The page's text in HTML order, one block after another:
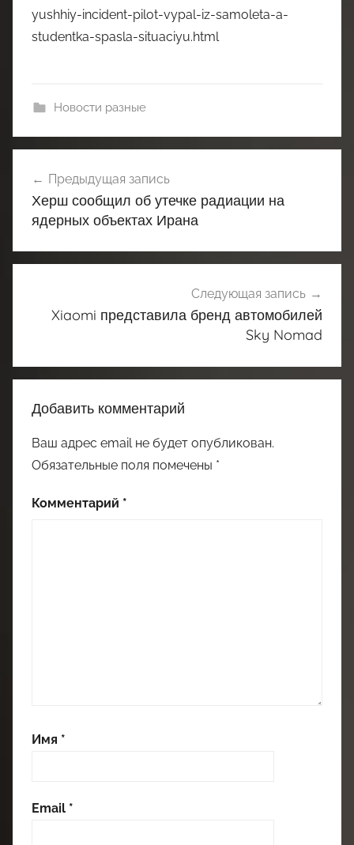
yushhiy-incident-pilot-vypal-iz-samoleta-a-
studentka-spasla-situaciyu.html
Новости разные
по
записям
Предыдущая запись
Херш сообщил об утечке радиации на
ядерных объектах Ирана
Следующая запись
Xiaomi представила бренд автомобилей
Sky Nomad
Добавить комментарий
Ваш адрес email не будет опубликован.
Обязательные поля помечены *
Комментарий *
Имя *
Email *